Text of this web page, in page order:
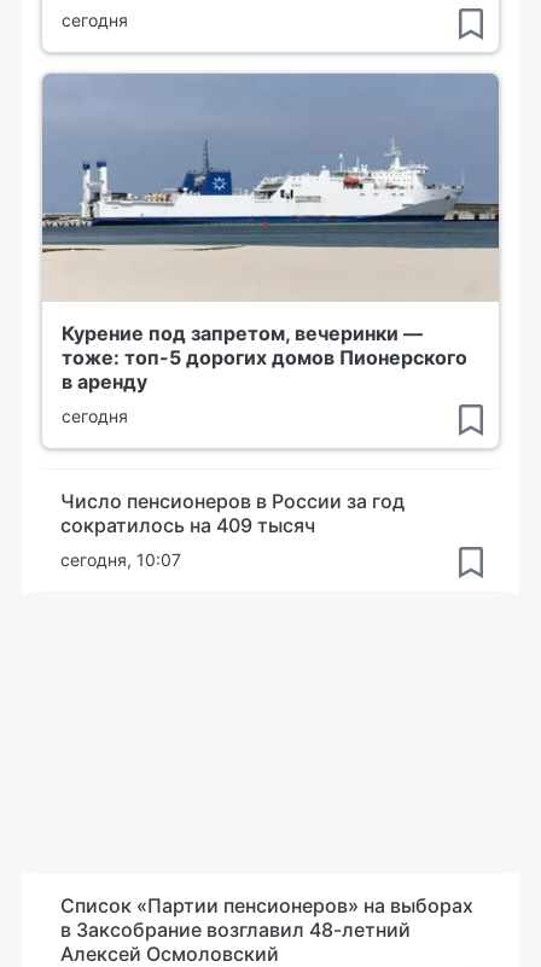
сегодня
Курение под запретом, вечеринки —
тоже: топ-5 дорогих домов Пионерского
в аренду
сегодня
Число пенсионеров в России за год
сократилось на 409 тысяч
сегодня, 10:07
Список «Партии пенсионеров» на выборах
в Заксобрание возглавил 48-летний
Алексей Осмоловский